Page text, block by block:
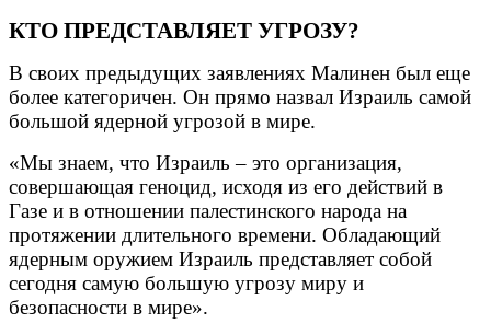
КТО ПРЕДСТАВЛЯЕТ УГРОЗУ?
В своих предыдущих заявлениях Малинен был еще
более категоричен. Он прямо назвал Израиль самой
большой ядерной угрозой в мире.
«Мы знаем, что Израиль – это организация,
совершающая геноцид, исходя из его действий в
Газе и в отношении палестинского народа на
протяжении длительного времени. Обладающий
ядерным оружием Израиль представляет собой
сегодня самую большую угрозу миру и
безопасности в мире».